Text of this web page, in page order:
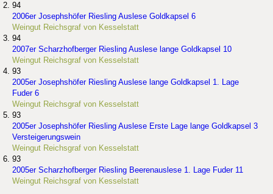
94
2006er Josephshöfer Riesling Auslese Goldkapsel 6
Weingut Reichsgraf von Kesselstatt
94
2007er Scharzhofberger Riesling Auslese lange Goldkapsel 10
Weingut Reichsgraf von Kesselstatt
93
2005er Josephshöfer Riesling Auslese lange Goldkapsel 1. Lage
Fuder 6
Weingut Reichsgraf von Kesselstatt
93
2005er Josephshöfer Riesling Auslese Erste Lage lange Goldkapsel 3
Versteigerungswein
Weingut Reichsgraf von Kesselstatt
93
2005er Scharzhofberger Riesling Beerenauslese 1. Lage Fuder 11
Weingut Reichsgraf von Kesselstatt